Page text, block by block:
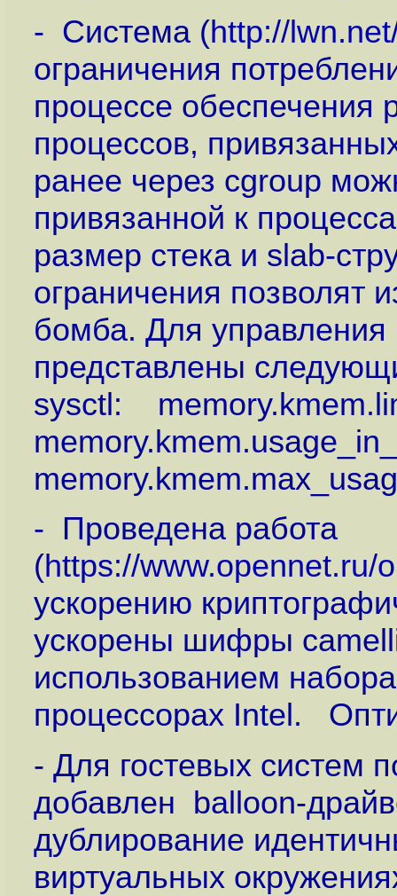
- Система (http://
ограничения
процессе обеспечения
процессов,
ранее через cgroup
привязанной к
размер стека и slab-
ограничения позволят
бомба. Для
представлены
sysctl:
- Проведена работа
(https://www.opennet.ru/
ускорению
ускорены шифры
использованием
процессорах Intel.
- Для гостевых систем
добавлен balloon-
дублирование
виртуальных